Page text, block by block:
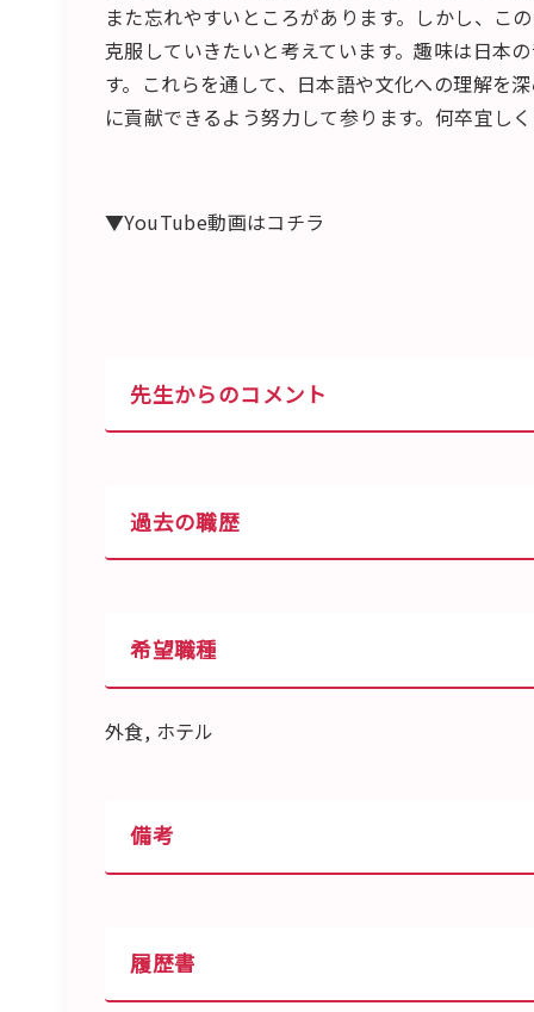
また忘れやすいところがあります。しかし、こ
克服していきたいと考えています。趣味は日本
す。これらを通して、日本語や文化への理解を
に貢献できるよう努力して参ります。何卒宜し
▼YouTube動画はコチラ
先生からのコメント
過去の職歴
希望職種
外食, ホテル
備考
履歴書